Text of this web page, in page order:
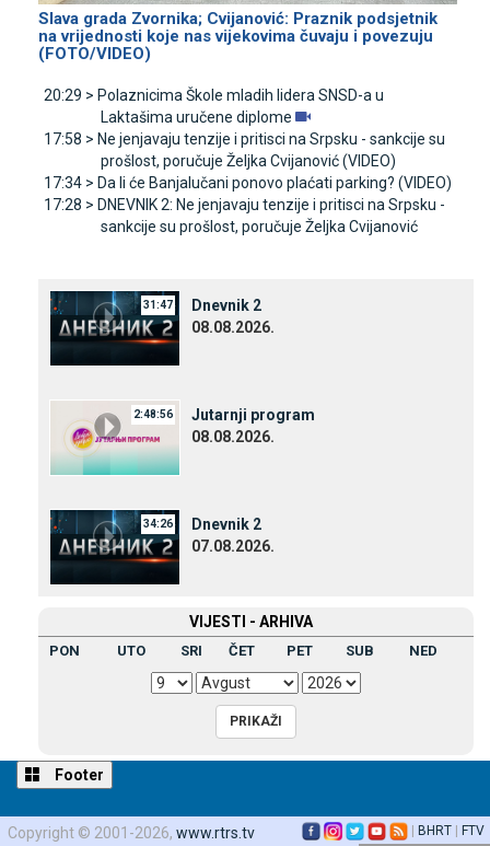
Slava grada Zvornika; Cvijanović: Praznik podsjetnik
na vrijednosti koje nas vijekovima čuvaju i povezuju
(FOTO/VIDEO)
20:29 > Polaznicima Škole mladih lidera SNSD-a u
Laktašima uručene diplome
17:58 > Ne jenjavaju tenzije i pritisci na Srpsku - sankcije su
prošlost, poručuje Željka Cvijanović (VIDEO)
17:34 > Da li će Banjalučani ponovo plaćati parking? (VIDEO)
17:28 > DNEVNIK 2: Ne jenjavaju tenzije i pritisci na Srpsku -
sankcije su prošlost, poručuje Željka Cvijanović
31:47
Dnevnik 2
08.08.2026.
2:48:56
Јutarnji program
08.08.2026.
34:26
Dnevnik 2
07.08.2026.
VIЈESTI - ARHIVA
PON UTO SRI ČET PET SUB NED
Footer
Copyright © 2001-2026, www.rtrs.tv | BHRT | FTV